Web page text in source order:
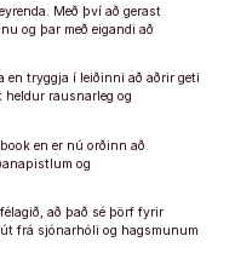
Með því að gerast
og þar með eigandi að
en tryggja í leiðinni að aðrir geti
rausnarleg og
en er nú orðinn að
og
að það sé þörf fyrir
frá sjónarhóli og hagsmunum